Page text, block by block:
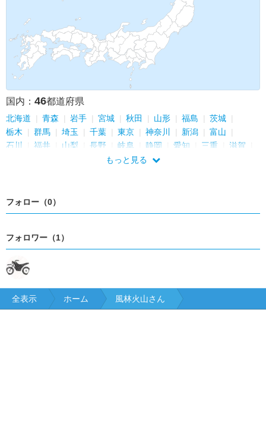
国内： 46都道府県
北海道 青森 岩手 宮城 秋田 山形 福島
茨城
栃木
群馬 埼玉 千葉 東京 神奈川 新潟
富山
石川
福井 山梨 長野 岐阜 静岡 愛知 三重
滋賀
和歌山 鳥取
もっと見る
フォロー（0）
フォロワー（1）
全表示 ホーム 風林火山さん